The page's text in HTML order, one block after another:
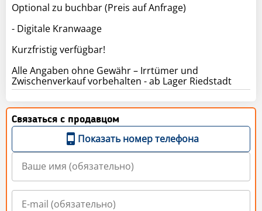
Optional zu buchbar (Preis auf Anfrage)
- Digitale Kranwaage
Kurzfristig verfügbar!
Alle Angaben ohne Gewähr – Irrtümer und
Zwischenverkauf vorbehalten - ab Lager Riedstadt
Связаться с продавцом
Показать номер телефона